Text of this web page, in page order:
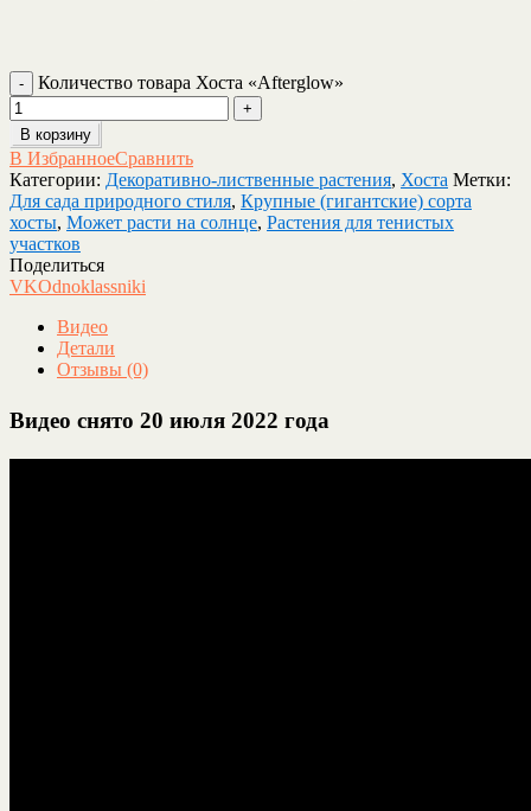
Количество товара Хоста «Afterglow»
В корзину
В ИзбранноеСравнить
Категории: Декоративно-лиственные растения, Хоста Метки:
Для сада природного стиля, Крупные (гигантские) сорта
хосты, Может расти на солнце, Растения для тенистых
участков
Поделиться
VKOdnoklassniki
Видео
Детали
Отзывы (0)
Видео снято 20 июля 2022 года